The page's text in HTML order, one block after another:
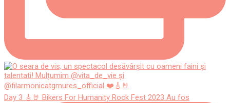
Day 3 🎸🤘 Bikers For Humanity Rock Fest 2023 Au fos